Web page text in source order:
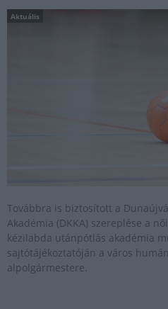
Aktuális
Továbbra is biztosított a
Akadémia (DKKA) szereplése a
kézilabda utánpótlás akadémia
sajtótájékoztatóján a város
alpolgármestere.